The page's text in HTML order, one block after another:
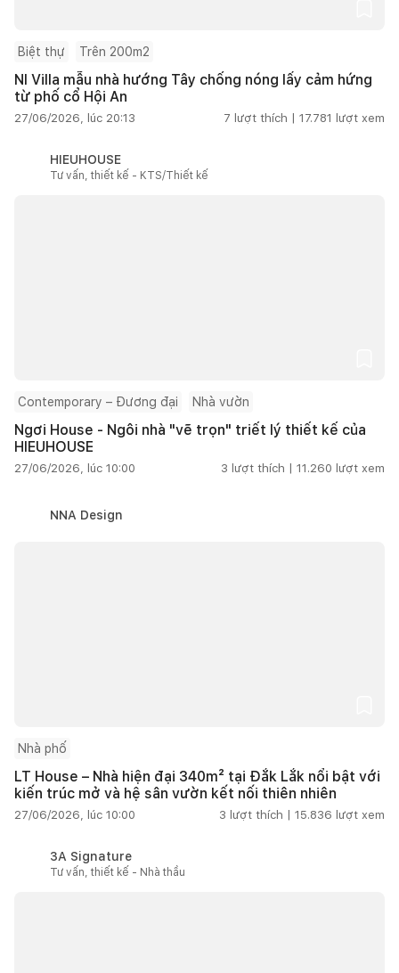
Biệt thự Trên 200m2
NI Villa mẫu nhà hướng Tây chống nóng lấy cảm hứng
từ phố cổ Hội An
27/06/2026, lúc 20:13 7 lượt thích | 17.781 lượt xem
HIEUHOUSE
Tư vấn, thiết kế - KTS/Thiết kế
Contemporary – Đương đại Nhà vườn
Ngơi House - Ngôi nhà "vẽ trọn" triết lý thiết kế của
HIEUHOUSE
27/06/2026, lúc 10:00 3 lượt thích | 11.260 lượt xem
NNA Design
Nhà phố
LT House – Nhà hiện đại 340m² tại Đắk Lắk nổi bật với
kiến trúc mở và hệ sân vườn kết nối thiên nhiên
27/06/2026, lúc 10:00 3 lượt thích | 15.836 lượt xem
3A Signature
Tư vấn, thiết kế - Nhà thầu